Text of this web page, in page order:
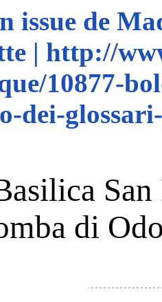
issue de
| http://
10877-
dei-
di